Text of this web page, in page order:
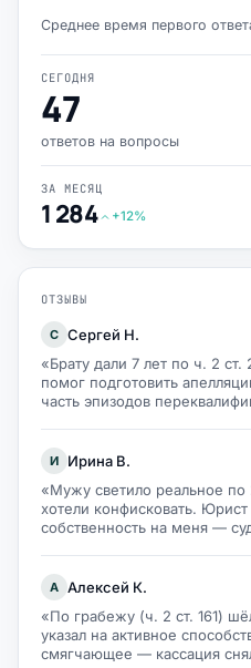
Среднее время первого
СЕГОДНЯ
47
ответов на вопросы
ЗА МЕСЯЦ
1 284 +12%
ОТЗЫВЫ
С Сергей Н.
«Брату дали 7 лет по ч. 2
помог подготовить
часть эпизодов
И
Ирина В.
«Мужу светило реальное
хотели конфисковать.
собственность на меня —
А Алексей К.
«По грабежу (ч. 2 ст. 161)
указал на активное
смягчающее — кассация